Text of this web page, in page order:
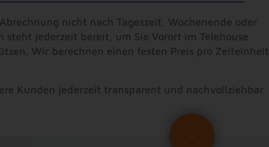
nicht nach Tageszeit, Wochenende oder
steht jederzeit bereit, um Sie Vorort im Telehouse
Wir berechnen einen festen Preis pro Zeiteinheit
Kunden jederzeit transparent und nachvollziehbar.